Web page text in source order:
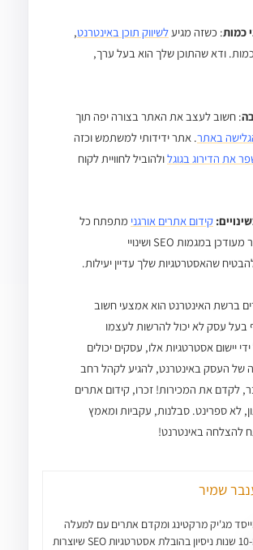
כמות: כשזה מגיעלשיווק תוכן באינטרנט,
ודא שהתוכן שלך הוא בעל ערך,
: חשוב לעצב את האתר בצורה יפה תוך
באתר. אתר ידידותי למשתמש וכזה
את הדירוג בגוגלולהוביל לחוויית לקוח
קידום אתרים אורגני מתפתח כל
הזמן. חשוב להישאר מעודכן במגמות SEO ושינויי
שהאסטרטגיות שלך עדיין יעילות.
ברשת האינטרנט הוא אמצעי חשוב
בעל עסק לא יכול להרשות לעצמו
יישום אסטרטגיות אלו, עסקים יכולים
של העסק באינטרנט, להגיע לקהל רחב
לקדם את המכירות! זכרו, קידום אתרים
לא ספרינט. סבלנות, עקביות ומאמץ
באינטרנט!
שמיר
מג'יק מרקטינג ומקדם אתרים עם למעלה
מ-10 שנות ניסיון בהובלת אסטרטגיות SEO שיוצרות